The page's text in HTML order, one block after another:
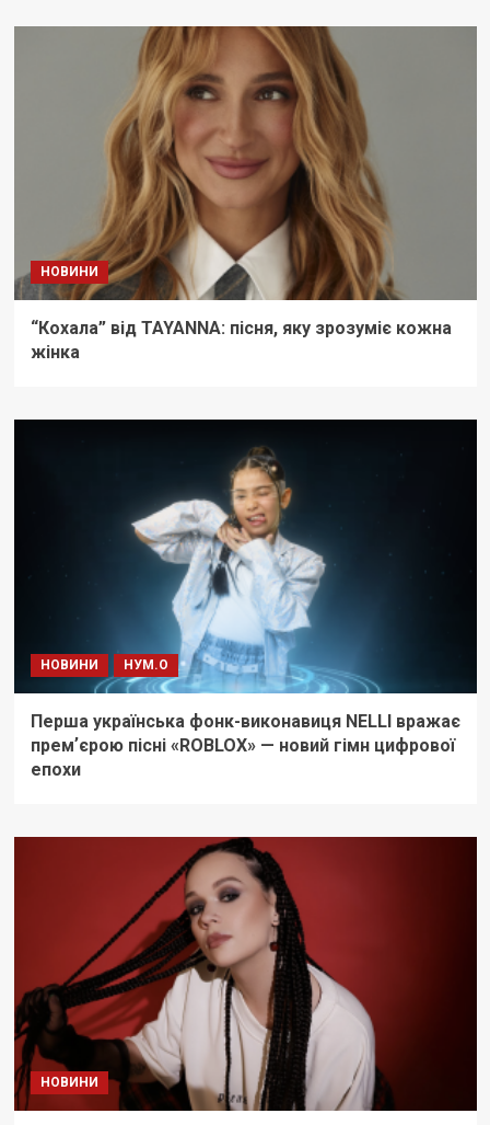
НОВИНИ
“Кохала” від TAYANNA: пісня, яку зрозуміє кожна
жінка
НОВИНИ НУМ.О
Перша українська фонк-виконавиця NELLI вражає
премʼєрою пісні «ROBLOX» — новий гімн цифрової
епохи
НОВИНИ